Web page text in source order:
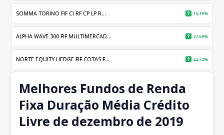
SOMMA TORINO FIF CI RF CP LP R... 15,19%
ALPHA WAVE 300 FIF MULTIMERCAD... 37,69%
NORTE EQUITY HEDGE FIF COTAS F... 22,72%
Melhores Fundos de Renda
Fixa Duração Média Crédito
Livre de dezembro de 2019